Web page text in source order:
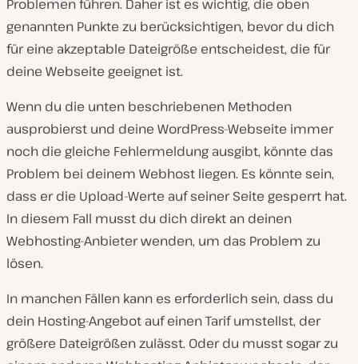
Problemen führen. Daher ist es wichtig, die oben
genannten Punkte zu berücksichtigen, bevor du dich
für eine akzeptable Dateigröße entscheidest, die für
deine Webseite geeignet ist.
Wenn du die unten beschriebenen Methoden
ausprobierst und deine WordPress-Webseite immer
noch die gleiche Fehlermeldung ausgibt, könnte das
Problem bei deinem Webhost liegen. Es könnte sein,
dass er die Upload-Werte auf seiner Seite gesperrt hat.
In diesem Fall musst du dich direkt an deinen
Webhosting-Anbieter wenden, um das Problem zu
lösen.
In manchen Fällen kann es erforderlich sein, dass du
dein Hosting-Angebot auf einen Tarif umstellst, der
größere Dateigrößen zulässt. Oder du musst sogar zu